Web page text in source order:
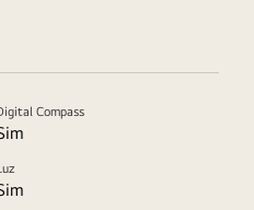
Compass